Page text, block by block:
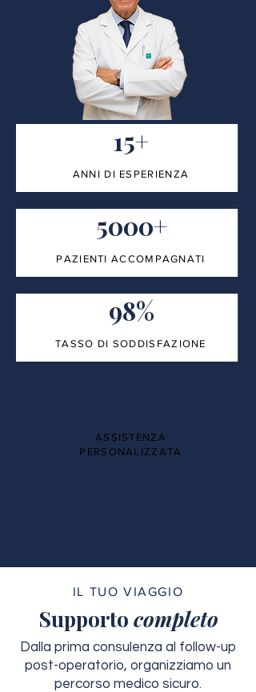
15+
ANNI DI ESPERIENZA
5000+
PAZIENTI ACCOMPAGNATI
98%
TASSO DI SODDISFAZIONE
ASSISTENZA
PERSONALIZZATA
IL TUO VIAGGIO
Supporto completo
Dalla prima consulenza al follow-up
post-operatorio, organizziamo un
percorso medico sicuro.